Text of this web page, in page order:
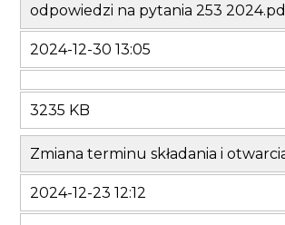
odpowiedzi na pytania 253
2024-12-30 13:05
3235 KB
Zmiana terminu składania i
2024-12-23 12:12